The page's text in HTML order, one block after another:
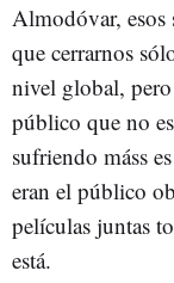
Almodóvar, esos
que cerrarnos
nivel global, pero
público que no
sufriendo máss
eran el público
películas juntas
está.